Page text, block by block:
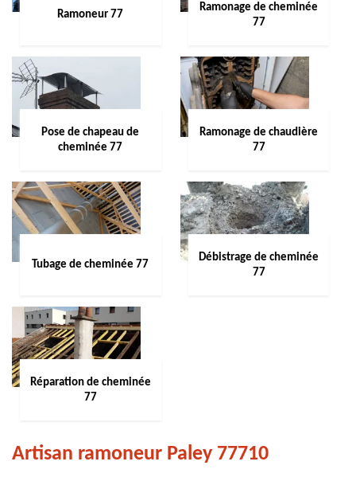
Ramoneur 77
Ramonage de cheminée
77
Pose de chapeau de
cheminée 77
Ramonage de chaudière
77
Tubage de cheminée 77
Débistrage de cheminée
77
Réparation de cheminée
77
Artisan ramoneur Paley 77710